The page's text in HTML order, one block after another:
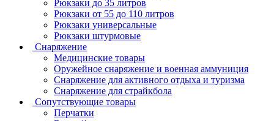
Рюкзаки до 35 литров
Рюкзаки от 55 до 110 литров
Рюкзаки универсальные
Рюкзаки штурмовые
Снаряжение
Медицинские товары
Оружейное снаряжение и военная аммуниция
Снаряжение для активного отдыха и туризма
Снаряжение для страйкбола
Сопутствующие товары
Перчатки